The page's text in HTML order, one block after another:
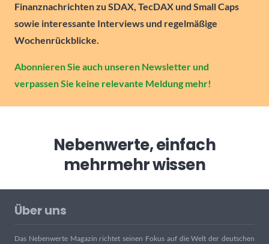
Finanznachrichten zu SDAX, TecDAX und Small Caps
sowie interessante Interviews und regelmäßige
Wochenrückblicke.
Abonnieren Sie auch unseren Newsletter und
verpassen Sie keine relevante Meldung mehr!
Nebenwerte, einfach
mehrmehr wissen
Über uns
Das Nebenwerte Magazin richtet seinen Fokus auf die Welt der deutschen